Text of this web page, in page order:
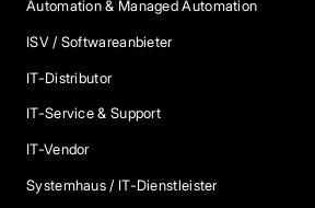
Automation & Managed Automation
ISV / Softwareanbieter
IT-Distributor
IT-Service & Support
IT-Vendor
Systemhaus / IT-Dienstleister